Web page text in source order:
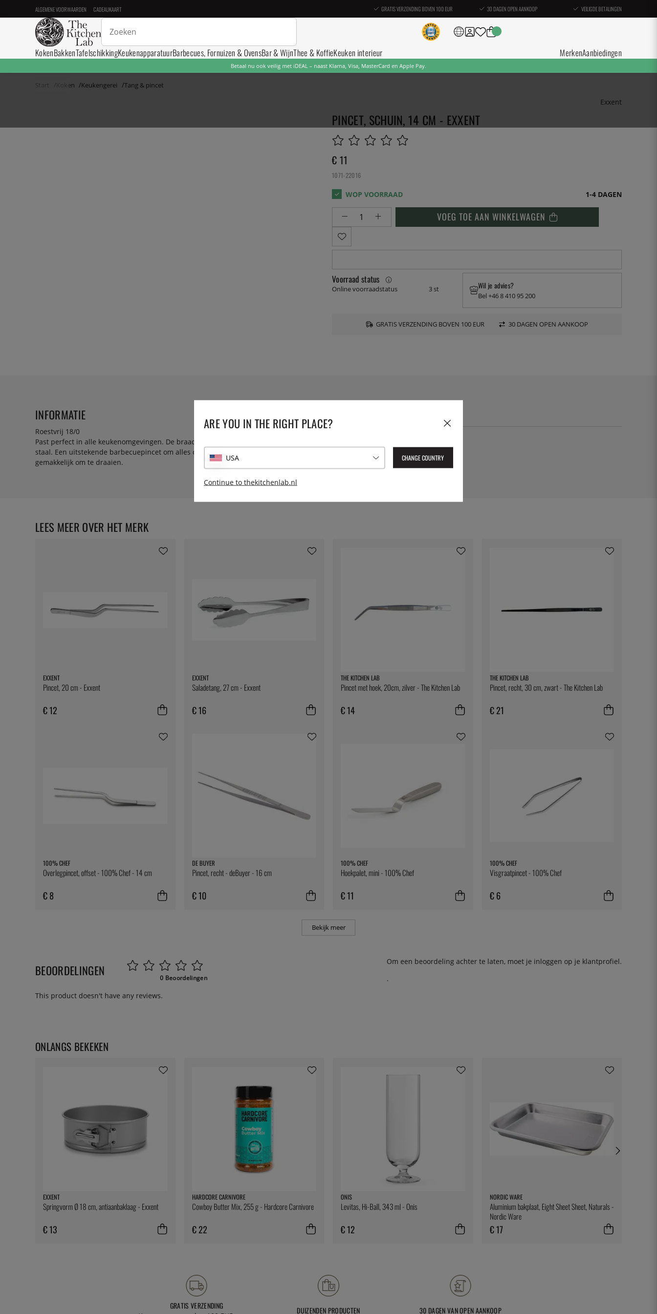
ALGEMENE VOORWAARDEN CADEAUKAART GRATIS VERZENDING BOVEN 100 EUR 30 DAGEN OPEN AANKOOP VEILIGDE BETALINGEN
KokenBakkenTafelschikkingKeukenapparatuurBarbecues, Fornuizen & OvensBar & WijnThee & KoffieKeuken interieur MerkenAanbiedingen
Betaal nu ook veilig met iDEAL – naast Klarna, Visa, MasterCard en Apple Pay.
Start Koken Keukengerei Tang & pincet
Exxent
PINCET, SCHUIN, 14 CM - EXXENT
€ 11
1071-22016
1-4 DAGEN
VOEG TOE AAN WINKELWAGEN
Voorraad status
Online voorraadstatus 3 st Wil je advies?
Bel +46 8 410 95 200
GRATIS VERZENDING BOVEN 100 EUR 30 DAGEN OPEN AANKOOP
INFORMATIE
Roestvrij 18/0
Past perfect in alle keukenomgevingen. De braadpincet is gemaakt van 18/0 roestvrij
staal. Een uitstekende barbecuepincet om alles op de grill of in de koekenpan
gemakkelijk om te draaien.
EAN:7393107650173
EXXENT
Pincet, 20 cm - Exxent
€ 12
EXXENT
Saladetang, 27 cm - Exxent
€ 16
THE KITCHEN LAB
Pincet met hoek, 20cm, zilver - The Kitchen Lab
€ 14
THE KITCHEN LAB
Pincet, recht, 30 cm, zwart - The Kitchen Lab
€ 21
100% CHEF
Overlegpincet, offset - 100% Chef - 14 cm
€ 8
DE BUYER
Pincet, recht - deBuyer - 16 cm
€ 10
100% CHEF
Hoekpalet, mini - 100% Chef
€ 11
100% CHEF
Visgraatpincet - 100% Chef
€ 6
Bekijk meer
LEES MEER OVER HET MERK
BEOORDELINGEN 0 Beoordelingen
Om een beoordeling achter te laten, moet je inloggen op je klantprofiel.
.
This product doesn't have any reviews.
ONLANGS BEKEKEN
EXXENT
Springvorm Ø 18 cm, antiaanbaklaag - Exxent
€ 13
HARDCORE CARNIVORE
Cowboy Butter Mix, 255 g - Hardcore Carnivore
€ 22
ONIS
Levitas, Hi-Ball, 343 ml - Onis
€ 12
NORDIC WARE
Aluminium bakplaat, Eight Sheet Sheet, Naturals -
Nordic Ware
€ 17
GRATIS VERZENDING DUIZENDEN PRODUCTEN 30 DAGEN VAN OPEN AANKOOP
ARE YOU IN THE RIGHT PLACE?
USA CHANGE COUNTRY
Continue to thekitchenlab.nl